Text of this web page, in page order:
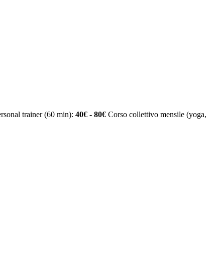
trainer (60 min): 40€ - 80€ Corso collettivo mensile (yoga,